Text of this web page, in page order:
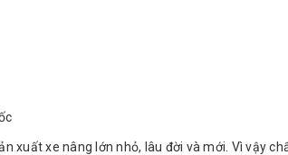
xuất xe nâng lớn nhỏ, lâu đời và mới. Vì vậy